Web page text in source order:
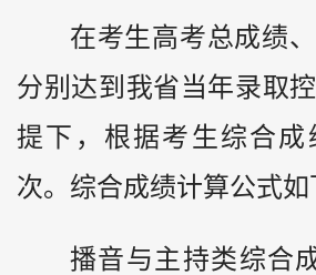
在考生高考总成绩
分别达到我省当年录取
提下，根据考生综合成
次。综合成绩计算公式如
播音与主持类综合